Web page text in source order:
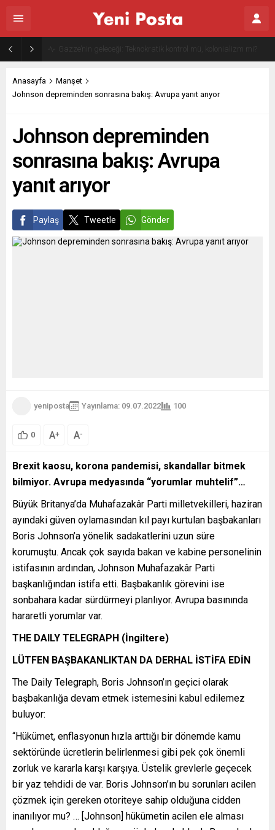
Gazze’nin geleceği: Teknokratik kontrol mü, kolonializm mi?
Anasayfa
Manşet
Johnson depreminden sonrasına bakış: Avrupa yanıt arıyor
Johnson depreminden
sonrasına bakış: Avrupa
yanıt arıyor
Paylaş Tweetle Gönder
yeniposta Yayınlama: 09.07.2022 100
0 A+ A-
Brexit kaosu, korona pandemisi, skandallar bitmek
bilmiyor. Avrupa medyasında “yorumlar muhtelif”…
Büyük Britanya’da Muhafazakâr Parti milletvekilleri, haziran
ayındaki güven oylamasından kıl payı kurtulan başbakanları
Boris Johnson’a yönelik sadakatlerini uzun süre
korumuştu. Ancak çok sayıda bakan ve kabine personelinin
istifasının ardından, Johnson Muhafazakâr Parti
başkanlığından istifa etti. Başbakanlık görevini ise
sonbahara kadar sürdürmeyi planlıyor. Avrupa basınında
hararetli yorumlar var.
THE DAILY TELEGRAPH (İngiltere)
LÜTFEN BAŞBAKANLIKTAN DA DERHAL İSTİFA EDİN
The Daily Telegraph, Boris Johnson’ın geçici olarak
başbakanlığa devam etmek istemesini kabul edilemez
buluyor:
“Hükümet, enflasyonun hızla arttığı bir dönemde kamu
sektöründe ücretlerin belirlenmesi gibi pek çok önemli
zorluk ve kararla karşı karşıya. Üstelik grevlerle geçecek
bir yaz tehdidi de var. Boris Johnson’ın bu sorunları acilen
çözmek için gereken otoriteye sahip olduğuna cidden
inanılıyor mu? … [Johnson] hükümetin acilen ele alması